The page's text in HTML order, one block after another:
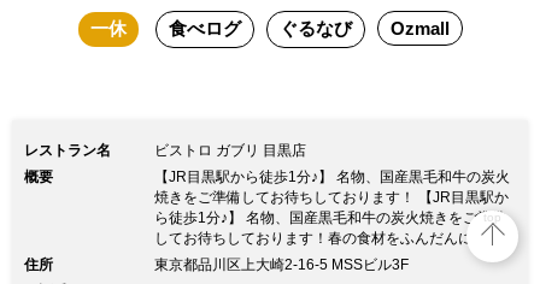
一休 食べログ ぐるなび Ozmall
レストラン名
ビストロ ガブリ 目黒店
概要
【JR目黒駅から徒歩1分♪】 名物、国産黒毛和牛の炭火
焼きをご準備してお待ちしております！ 【JR目黒駅か
ら徒歩1分♪】 名物、国産黒毛和牛の炭火焼きをご準備
してお待ちしております！春の食材をふんだんに使った
コースが登場！！ 新年会や歓送迎会、記念日、女子会
住所
東京都品川区上大崎2-16-5 MSSビル3F
top